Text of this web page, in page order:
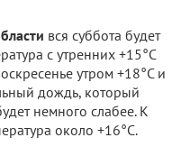
вся суббота будет
с утренних +15°С
утром +18°С и
дождь, который
немного слабее. К
около +16°С.